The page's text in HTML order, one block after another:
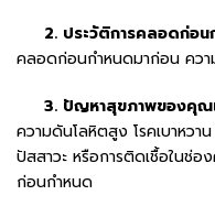
2. ประวัติการคลอดก่อน
คลอดก่อนกำหนดมาก่อน ควา
3. ปัญหาสุขภาพของคุ
ความดันโลหิตสูง โรคเบาหวา
ปัสสาวะ หรือการติดเชื้อในช่
ก่อนกำหนด